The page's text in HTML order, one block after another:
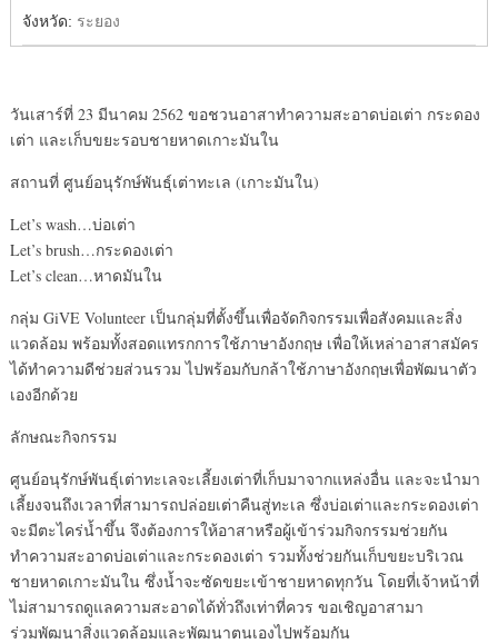
จังหวัด: ระยอง
วันเสาร์ที่ 23 มีนาคม 2562 ขอชวนอาสาทำความสะอาดบ่อเต่า กระดอง
เต่า และเก็บขยะรอบชายหาดเกาะมันใน
สถานที่ ศูนย์อนุรักษ์พันธ์ุเต่าทะเล (เกาะมันใน)
Let’s wash…บ่อเต่า
Let’s brush…กระดองเต่า
Let’s clean…หาดมันใน
กลุ่ม GiVE Volunteer เป็นกลุ่มที่ตั้งขึ้นเพื่อจัดกิจกรรมเพื่อสังคมและสิ่ง
แวดล้อม พร้อมทั้งสอดแทรกการใช้ภาษาอังกฤษ เพื่อให้เหล่าอาสาสมัคร
ได้ทำความดีช่วยส่วนรวม ไปพร้อมกับกล้าใช้ภาษาอังกฤษเพื่อพัฒนาตัว
เองอีกด้วย
ลักษณะกิจกรรม
ศูนย์อนุรักษ์พันธ์ุเต่าทะเลจะเลี้ยงเต่าที่เก็บมาจากแหล่งอื่น และจะนำมา
เลี้ยงจนถึงเวลาที่สามารถปล่อยเต่าคืนสู่ทะเล ซึ่งบ่อเต่าและกระดองเต่า
จะมีตะไคร่น้ำขึ้น จึงต้องการให้อาสาหรือผู้เข้าร่วมกิจกรรมช่วยกัน
ทำความสะอาดบ่อเต่าและกระดองเต่า รวมทั้งช่วยกันเก็บขยะบริเวณ
ชายหาดเกาะมันใน ซึ่งน้ำจะซัดขยะเข้าชายหาดทุกวัน โดยที่เจ้าหน้าที่
ไม่สามารถดูแลความสะอาดได้ทั่วถึงเท่าที่ควร ขอเชิญอาสามา
ร่วมพัฒนาสิ่งแวดล้อมและพัฒนาตนเองไปพร้อมกัน